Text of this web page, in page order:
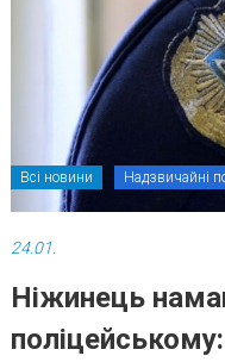
Всі новини Надзвичайні
24.01.
Ніжинець